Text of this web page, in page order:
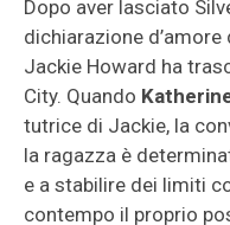
Dopo aver lasciato
dichiarazione d’amore
Jackie Howard ha
City. Quando
tutrice di Jackie, la
la ragazza è
e a stabilire dei limiti
contempo il proprio